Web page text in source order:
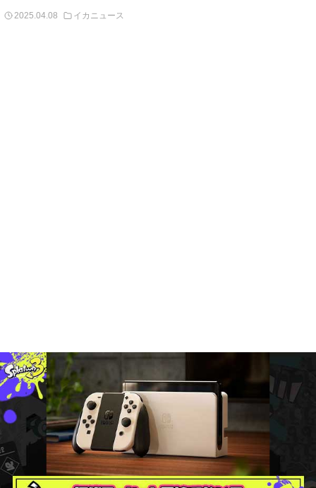
2025.04.08 イカニュース